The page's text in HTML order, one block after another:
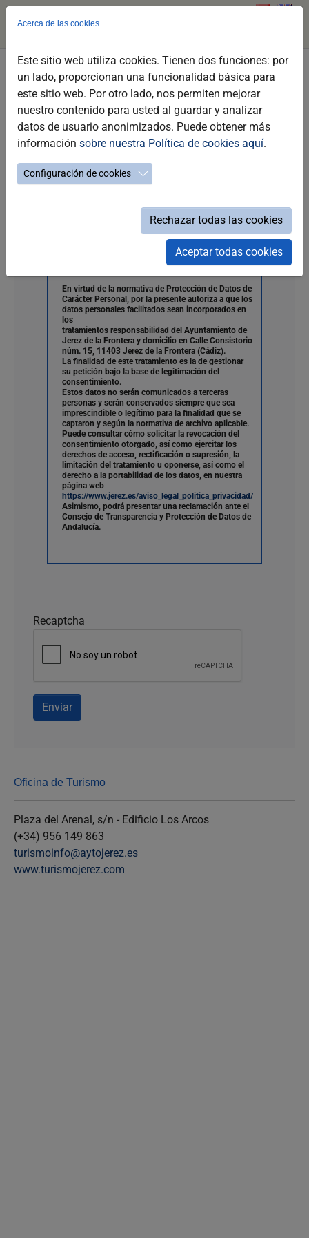
Saltar
contenido
principal
Formulario de contacto de Turismo
Jerez
Email * Teléfono Consulta*
He leído y autorizo la política de Protección de
En virtud de la normativa de Protección de Datos de
Carácter Personal, por la presente autoriza a que los
datos personales facilitados sean incorporados en
los
tratamientos responsabilidad del Ayuntamiento de
Jerez de la Frontera y domicilio en Calle Consistorio
núm. 15, 11403 Jerez de la Frontera (Cádiz).
La finalidad de este tratamiento es la de gestionar
su petición bajo la base de legitimación del
consentimiento.
Estos datos no serán comunicados a terceras
personas y serán conservados siempre que sea
imprescindible o legítimo para la finalidad que se
captaron y según la normativa de archivo aplicable.
Puede consultar cómo solicitar la revocación del
consentimiento otorgado, así como ejercitar los
derechos de acceso, rectificación o supresión, la
limitación del tratamiento u oponerse, así como el
derecho a la portabilidad de los datos, en nuestra
página web
https://www.jerez.es/aviso_legal_politica_privacidad/
Asimismo, podrá presentar una reclamación ante el
Consejo de Transparencia y Protección de Datos de
Andalucía.
Recaptcha
Enviar
Oficina de Turismo
Plaza del Arenal, s/n - Edificio Los Arcos
(+34) 956 149 863
turismoinfo@aytojerez.es
www.turismojerez.com
Acerca de las cookies
Este sitio web utiliza cookies. Tienen dos funciones: por
un lado, proporcionan una funcionalidad básica para
este sitio web. Por otro lado, nos permiten mejorar
nuestro contenido para usted al guardar y analizar
datos de usuario anonimizados. Puede obtener más
información sobre nuestra Política de cookies aquí.
Configuración de cookies
Rechazar todas las cookies
Aceptar todas cookies